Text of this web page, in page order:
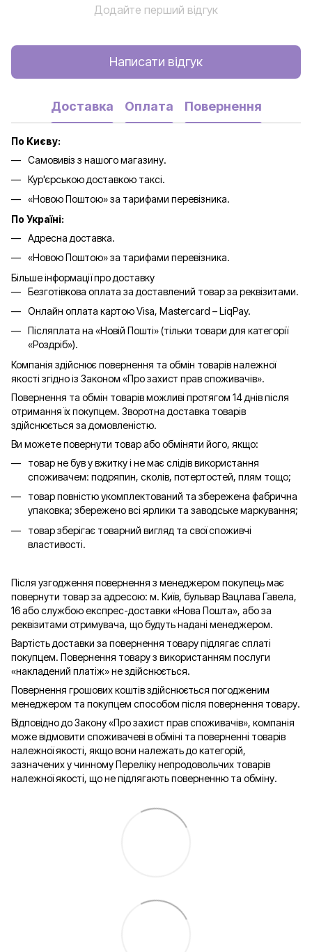
Додайте перший відгук
Написати відгук
Доставка Оплата Повернення
По Києву:
Самовивіз з нашого магазину.
Кур'єрською доставкою таксі.
«Новою Поштою» за тарифами перевізника.
По Україні:
Адресна доставка.
«Новою Поштою» за тарифами перевізника.
Більше інформації про доставку
Безготівкова оплата за доставлений товар за реквізитами.
Онлайн оплата картою Visa, Mastercard – LiqPay.
Післяплата на «Новій Пошті» (тільки товари для категорії
«Роздріб»).
Компанія здійснює повернення та обмін товарів належної
якості згідно із Законом «Про захист прав споживачів».
Повернення та обмін товарів можливі протягом 14 днів після
отримання їх покупцем. Зворотна доставка товарів
здійснюється за домовленістю.
Ви можете повернути товар або обміняти його, якщо:
товар не був у вжитку і не має слідів використання
споживачем: подряпин, сколів, потертостей, плям тощо;
товар повністю укомплектований та збережена фабрична
упаковка; збережено всі ярлики та заводське маркування;
товар зберігає товарний вигляд та свої споживчі
властивості.
Після узгодження повернення з менеджером покупець має
повернути товар за адресою: м. Київ, бульвар Вацлава Гавела,
16 або службою експрес-доставки «Нова Пошта», або за
реквізитами отримувача, що будуть надані менеджером.
Вартість доставки за повернення товару підлягає сплаті
покупцем. Повернення товару з використанням послуги
«накладений платіж» не здійснюється.
Повернення грошових коштів здійснюється погодженим
менеджером та покупцем способом після повернення товару.
Відповідно до Закону «Про захист прав споживачів», компанія
може відмовити споживачеві в обміні та поверненні товарів
належної якості, якщо вони належать до категорій,
зазначених у чинному Переліку непродовольчих товарів
належної якості, що не підлягають поверненню та обміну.